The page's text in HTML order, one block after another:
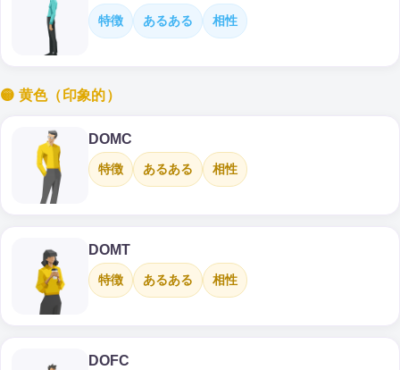
特徴 あるある 相性
🟡 黄色（印象的）
DOMC
特徴 あるある 相性
DOMT
特徴 あるある 相性
DOFC